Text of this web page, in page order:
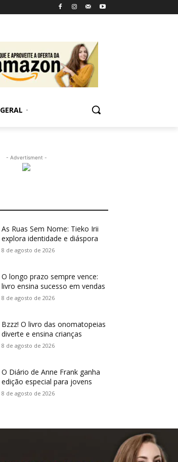
- Advertisment -
As Ruas Sem Nome: Tieko Irii
explora identidade e diáspora
8 de agosto de 2026
O longo prazo sempre vence:
livro ensina sucesso em vendas
8 de agosto de 2026
Bzzz! O livro das onomatopeias
diverte e ensina crianças
8 de agosto de 2026
O Diário de Anne Frank ganha
edição especial para jovens
8 de agosto de 2026